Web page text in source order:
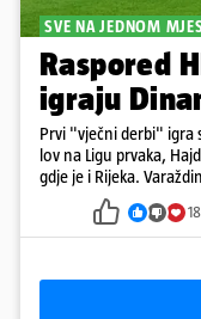
SVE NA JEDNOM
Raspored
igraju
Prvi "vječni derbi" igra
lov na Ligu prvaka,
gdje je i Rijeka.
18